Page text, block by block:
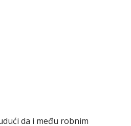
da i među robnim